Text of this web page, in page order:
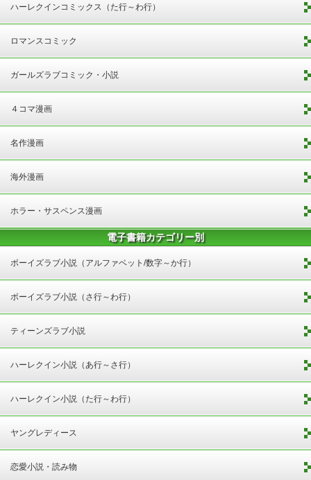
ハーレクインコミックス（た行～わ行）
ロマンスコミック
ガールズラブコミック・小説
４コマ漫画
名作漫画
海外漫画
ホラー・サスペンス漫画
電子書籍カテゴリー別
ボーイズラブ小説（アルファベット/数字～か行）
ボーイズラブ小説（さ行～わ行）
ティーンズラブ小説
ハーレクイン小説（あ行～さ行）
ハーレクイン小説（た行～わ行）
ヤングレディース
恋愛小説・読み物